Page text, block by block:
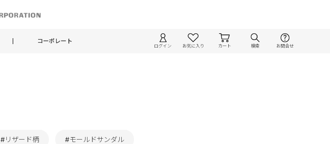
コーポレート
ログイン お気に入り カート 検索 お問合せ
#リザード柄 #モールドサンダル